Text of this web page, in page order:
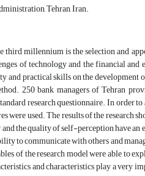
Tehran, Iran.
millennium is the selection and
of technology and the financial
practical skills on the development
250 bank managers of Tehran
research questionnaire. In order to
were used. The results of the research
the quality of self-perception have an
to communicate with others and
of the research model were able to
and characteristics play a very